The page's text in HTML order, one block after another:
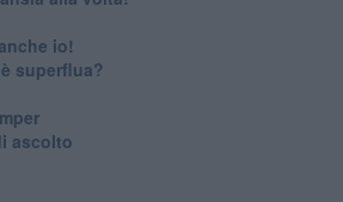
io!
superflua?
ascolto